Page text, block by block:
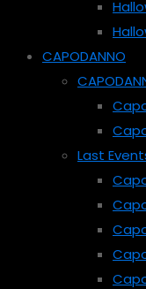
CAPODANNO
Last